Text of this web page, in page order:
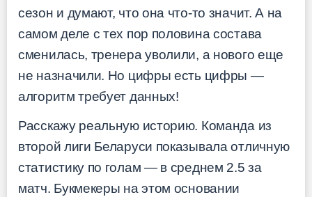
сезон и думают, что она что-то значит. А на
самом деле с тех пор половина состава
сменилась, тренера уволили, а нового еще
не назначили. Но цифры есть цифры —
алгоритм требует данных!
Расскажу реальную историю. Команда из
второй лиги Беларуси показывала отличную
статистику по голам — в среднем 2.5 за
матч. Букмекеры на этом основании